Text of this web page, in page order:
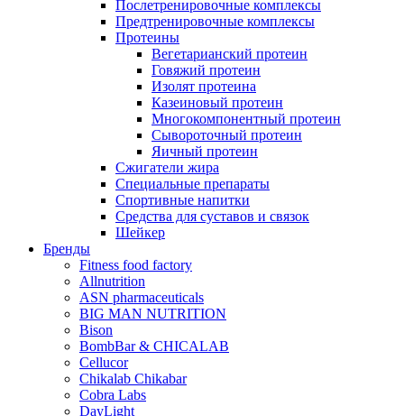
Послетренировочные комплексы
Предтренировочные комплексы
Протеины
Вегетарианский протеин
Говяжий протеин
Изолят протеина
Казеиновый протеин
Многокомпонентный протеин
Сывороточный протеин
Яичный протеин
Сжигатели жира
Специальные препараты
Спортивные напитки
Средства для суставов и связок
Шейкер
Бренды
Fitness food factory
Allnutrition
ASN pharmaceuticals
BIG MAN NUTRITION
Bison
BombBar & CHICALAB
Cellucor
Chikalab Chikabar
Cobra Labs
DayLight